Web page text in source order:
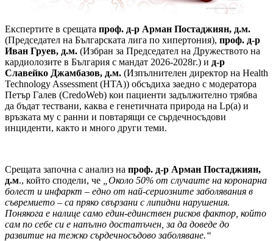
Експертите в срещата проф. д-р Арман Постаджиян, д.м.
(Председател на Българската лига по хипертония), проф. д-р
Иван Груев, д.м. (Избран за Председател на Дружеството на
кардиолозите в България с мандат 2026-2028г.) и д-р
Славейко Джамбазов, д.м. (Изпълнителен директор на Health
Technology Assessment (HTA)) обсъдиха заедно с модератора
Петър Галев (CredoWeb) кои пациенти задължително трябва
да бъдат тествани, каква е генетичната природа на Lp(a) и
връзката му с ранни и повтарящи се сърдечносъдови
инциденти, както и много други теми.
Срещата започна с анализ на проф. д-р Арман Постаджиян,
д.м., който сподели, че
„Около 50% от случаите на коронарна
болест и инфаркт – едно от най-сериозните заболявания в
съвремието – са пряко свързани с липидни нарушения.
Понякога е налице само един-единствен рисков фактор, който
сам по себе си е напълно достатъчен, за да доведе до
развитие на тежко сърдечносъдово заболяване.“